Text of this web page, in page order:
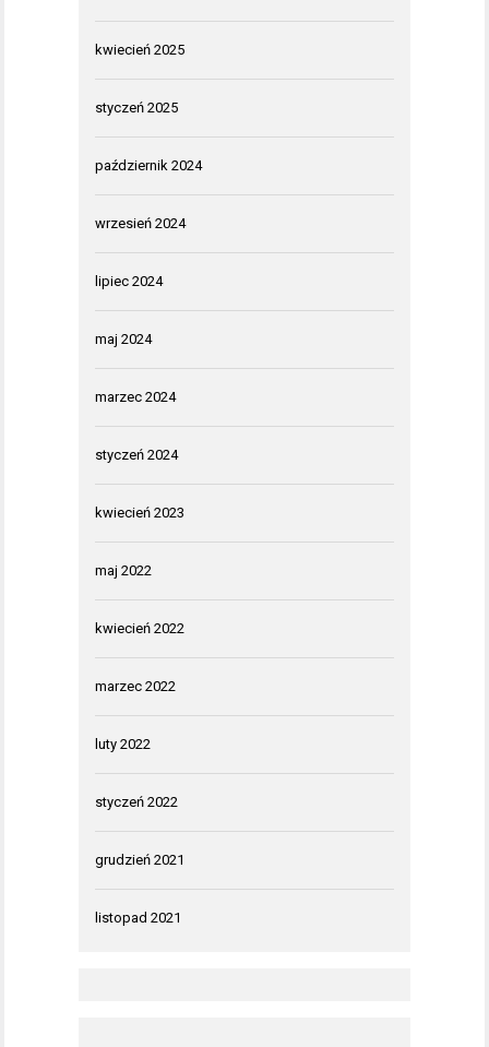
kwiecień 2025
styczeń 2025
październik 2024
wrzesień 2024
lipiec 2024
maj 2024
marzec 2024
styczeń 2024
kwiecień 2023
maj 2022
kwiecień 2022
marzec 2022
luty 2022
styczeń 2022
grudzień 2021
listopad 2021